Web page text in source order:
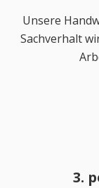
Unsere
Sachverhalt
3.